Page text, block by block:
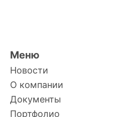
Меню
Новости
О компании
Документы
Портфолио